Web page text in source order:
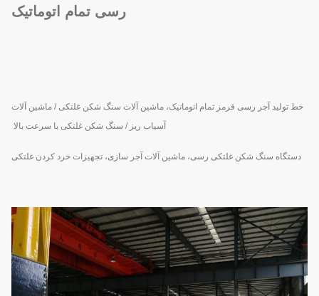
رسی تمام اتوماتیک
خط تولید آجر رسی قرمز تمام اتوماتیک، ماشین آلات سنگ شکن غلتکی / ماشین آلات
آسیاب ریز / سنگ شکن غلتکی با سرعت بالا
دستگاه سنگ شکن غلتکی رسی، ماشین آلات آجر سازی، تجهیزات خرد کردن غلتکی